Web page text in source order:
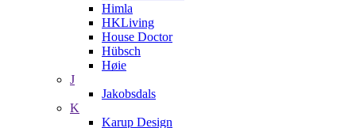
Himla
HKLiving
House Doctor
Hübsch
Høie
J
Jakobsdals
K
Karup Design